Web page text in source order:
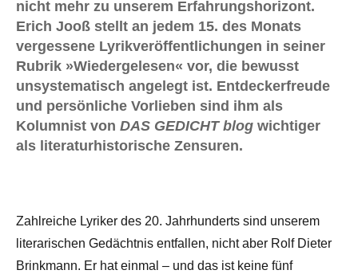
nicht mehr zu unserem Erfahrungshorizont.
Erich Jooß stellt an jedem 15. des Monats
vergessene Lyrikveröffentlichungen in seiner
Rubrik »Wiedergelesen« vor, die bewusst
unsystematisch angelegt ist. Entdeckerfreude
und persönliche Vorlieben sind ihm als
Kolumnist von DAS GEDICHT blog wichtiger
als literaturhistorische Zensuren.
Zahlreiche Lyriker des 20. Jahrhunderts sind unserem
literarischen Gedächtnis entfallen, nicht aber Rolf Dieter
Brinkmann. Er hat einmal – und das ist keine fünf